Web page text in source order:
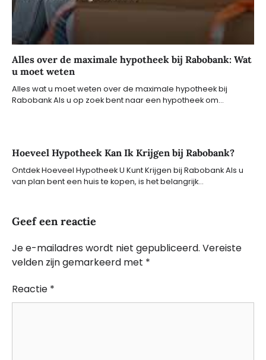
Alles over de maximale hypotheek bij Rabobank: Wat
u moet weten
Alles wat u moet weten over de maximale hypotheek bij
Rabobank Als u op zoek bent naar een hypotheek om…
Hoeveel Hypotheek Kan Ik Krijgen bij Rabobank?
Ontdek Hoeveel Hypotheek U Kunt Krijgen bij Rabobank Als u
van plan bent een huis te kopen, is het belangrijk…
Geef een reactie
Je e-mailadres wordt niet gepubliceerd. Vereiste
velden zijn gemarkeerd met *
Reactie *